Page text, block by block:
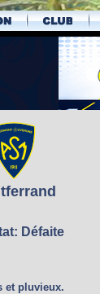
Défaite
et pluvieux.